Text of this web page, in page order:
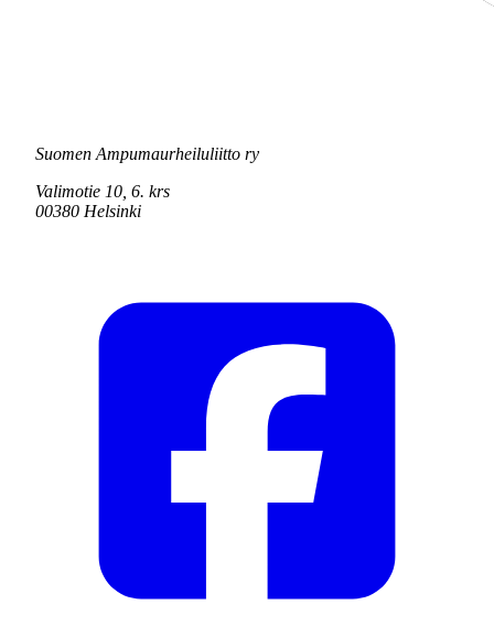
Suomen Ampumaurheiluliitto ry
Valimotie 10, 6. krs
00380 Helsinki